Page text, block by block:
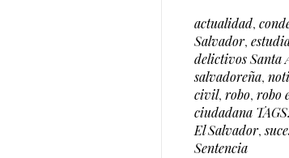
actualidad,
Salvador,
delictivos Santa
salvadoreña,
civil, robo, robo
ciudadana
El Salvador,
Sentencia